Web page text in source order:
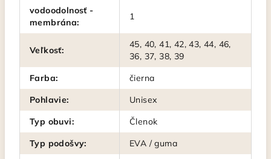
vodoodolnosť -
membrána:
1
Veľkosť:
45, 40, 41, 42, 43, 44, 46,
36, 37, 38, 39
Farba:
čierna
Pohlavie:
Unisex
Typ obuvi:
Členok
Typ podošvy:
EVA / guma